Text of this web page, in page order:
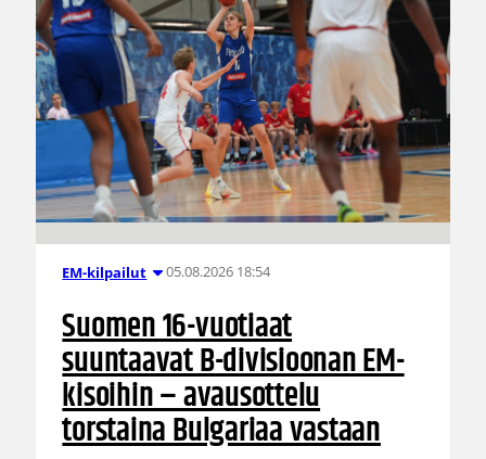
EM-kilpailut 05.08.2026 18:54
Suomen 16-vuotiaat
suuntaavat B-divisioonan EM-
kisoihin – avausottelu
torstaina Bulgariaa vastaan